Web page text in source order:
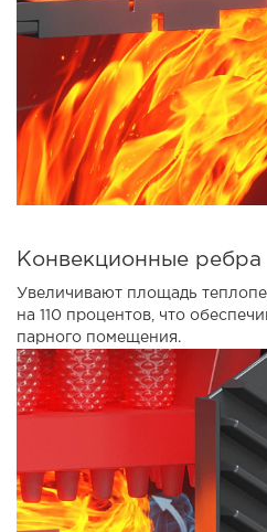
Конвекционные ребра
Увеличивают площадь
на 110 процентов, что
парного помещения.